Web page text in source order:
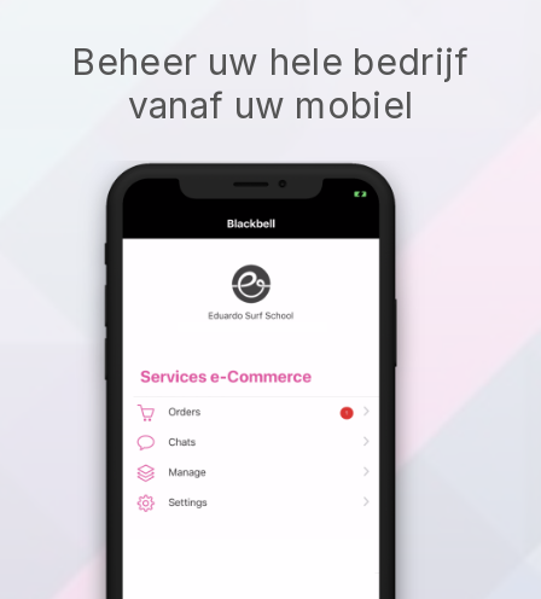
Beheer uw hele bedrijf
vanaf uw mobiel